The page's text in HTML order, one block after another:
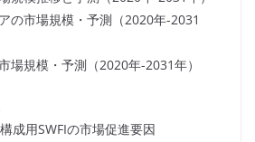
の市場規模・予測（2020年-2031
場規模・予測（2020年-2031年）
成用SWFIの市場促進要因